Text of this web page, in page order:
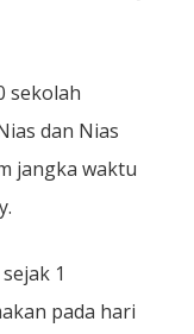
sekolah
dan Nias
jangka waktu
1
pada hari